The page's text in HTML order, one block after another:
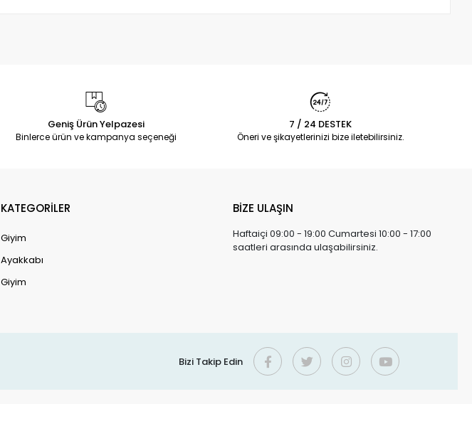
Geniş Ürün Yelpazesi
Binlerce ürün ve kampanya seçeneği
7 / 24 DESTEK
Öneri ve şikayetlerinizi bize iletebilirsiniz.
KATEGORİLER
Giyim
Ayakkabı
Giyim
BİZE ULAŞIN
Haftaiçi 09:00 - 19:00 Cumartesi 10:00 - 17:00
saatleri arasında ulaşabilirsiniz.
Bizi Takip Edin